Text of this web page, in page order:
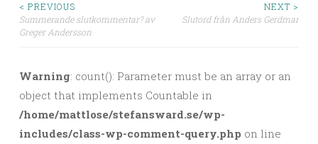
Post navigation
< PREVIOUS
Summerande slutkommentar? av
Greger Andersson
NEXT >
Slutord från Anders Gerdmar
Warning: count(): Parameter must be an array or an
object that implements Countable in
/home/mattlose/stefansward.se/wp-
includes/class-wp-comment-query.php on line